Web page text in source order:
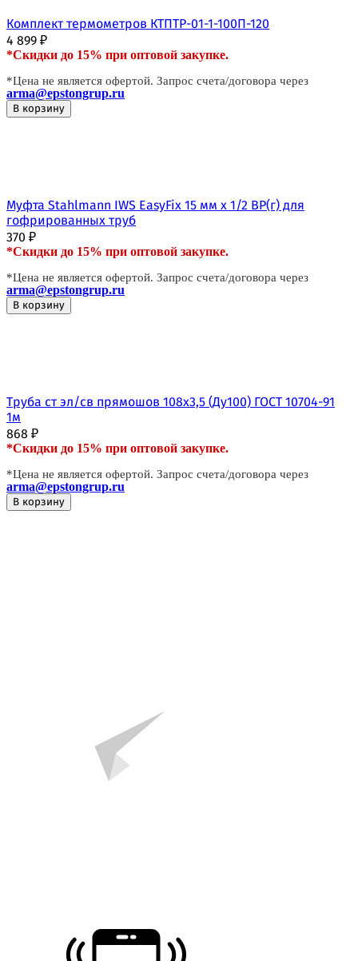
Комплект термометров КТПТР-01-1-100П-120
4 899 ₽
*Скидки до 15% при оптовой закупке.
*Цена не является офертой. Запрос счета/договора через
arma@epstongrup.ru
В корзину
Муфта Stahlmann IWS EasyFix 15 мм х 1/2 ВР(г) для
гофрированных труб
370 ₽
*Скидки до 15% при оптовой закупке.
*Цена не является офертой. Запрос счета/договора через
arma@epstongrup.ru
В корзину
Труба ст эл/св прямошов 108х3,5 (Ду100) ГОСТ 10704-91
1м
868 ₽
*Скидки до 15% при оптовой закупке.
*Цена не является офертой. Запрос счета/договора через
arma@epstongrup.ru
В корзину